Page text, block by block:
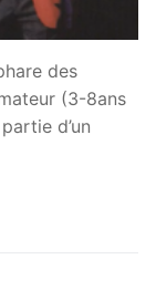
des
(3-8ans
d’un